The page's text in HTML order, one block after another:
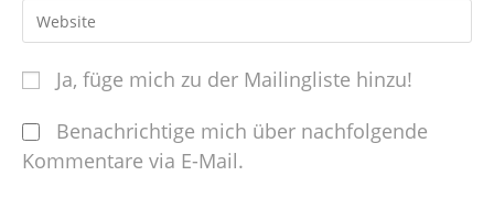
Ja, füge mich zu der Mailingliste hinzu!
Benachrichtige mich über nachfolgende
Kommentare via E-Mail.